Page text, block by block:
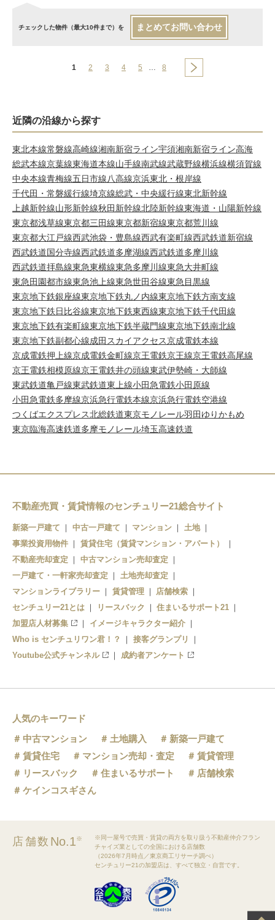
チェックした物件（最大10件まで）を まとめてお問い合わせ
1 2 3 4 5 … 8
近隣の沿線から探す
東北本線常磐線高崎線湘南新宿ライン宇須湘南新宿ライン高海
総武本線京葉線東海道本線山手線南武線武蔵野線横浜線横須賀線
中央本線青梅線五日市線八高線京浜東北・根岸線
千代田・常磐緩行線埼京線総武・中央緩行線東北新幹線
上越新幹線山形新幹線秋田新幹線北陸新幹線東海道・山陽新幹線
東京都浅草線東京都三田線東京都新宿線東京都荒川線
東京都大江戸線西武池袋・豊島線西武有楽町線西武鉄道新宿線
西武鉄道国分寺線西武鉄道多摩湖線西武鉄道多摩川線
西武鉄道拝島線東急東横線東急多摩川線東急大井町線
東急田園都市線東急池上線東急世田谷線東急目黒線
東京地下鉄銀座線東京地下鉄丸ノ内線東京地下鉄方南支線
東京地下鉄日比谷線東京地下鉄東西線東京地下鉄千代田線
東京地下鉄有楽町線東京地下鉄半蔵門線東京地下鉄南北線
東京地下鉄副都心線成田スカイアクセス京成電鉄本線
京成電鉄押上線京成電鉄金町線京王電鉄京王線京王電鉄高尾線
京王電鉄相模原線京王電鉄井の頭線東武伊勢崎・大師線
東武鉄道亀戸線東武鉄道東上線小田急電鉄小田原線
小田急電鉄多摩線京浜急行電鉄本線京浜急行電鉄空港線
つくばエクスプレス北総鉄道東京モノレール羽田 ゆりかもめ
東京臨海高速鉄道多摩モノレール埼玉高速鉄道
不動産売買・賃貸情報のセンチュリー21総合サイト
新築一戸建て 中古一戸建て マンション
土地
事業投資用物件
賃貸住宅（賃貸マンション・アパート）
不動産売却査定
中古マンション売却査定
一戸建て・一軒家売却査定
土地売却査定
マンションライブラリー
賃貸管理
店舗検索
センチュリー21とは
リースバック
住まいるサポート21
加盟店人材募集
イメージキャラクター紹介
Who is センチュリワン君！？
接客グランプリ
Youtube公式チャンネル
成約者アンケート
人気のキーワード
中古マンション
土地購入
新築一戸建て
賃貸住宅
マンション売却・査定
賃貸管理
リースバック
住まいるサポート
店舗検索
ケインコスギさん
店舗数 No.1※
※同一屋号で売買・賃貸の両方を取り扱う不動産仲介フラン
チャイズ業としての全国における店舗数
（2026年7月時点／東京商工リサーチ調べ）
センチュリー21の加盟店は、すべて独立・自営です。